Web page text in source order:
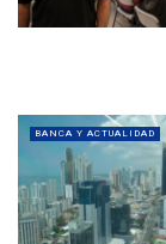
BANCA Y ACTUALIDAD